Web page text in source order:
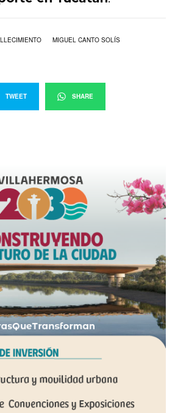
MIGUEL CANTO SOLÍS
TWEET SHARE